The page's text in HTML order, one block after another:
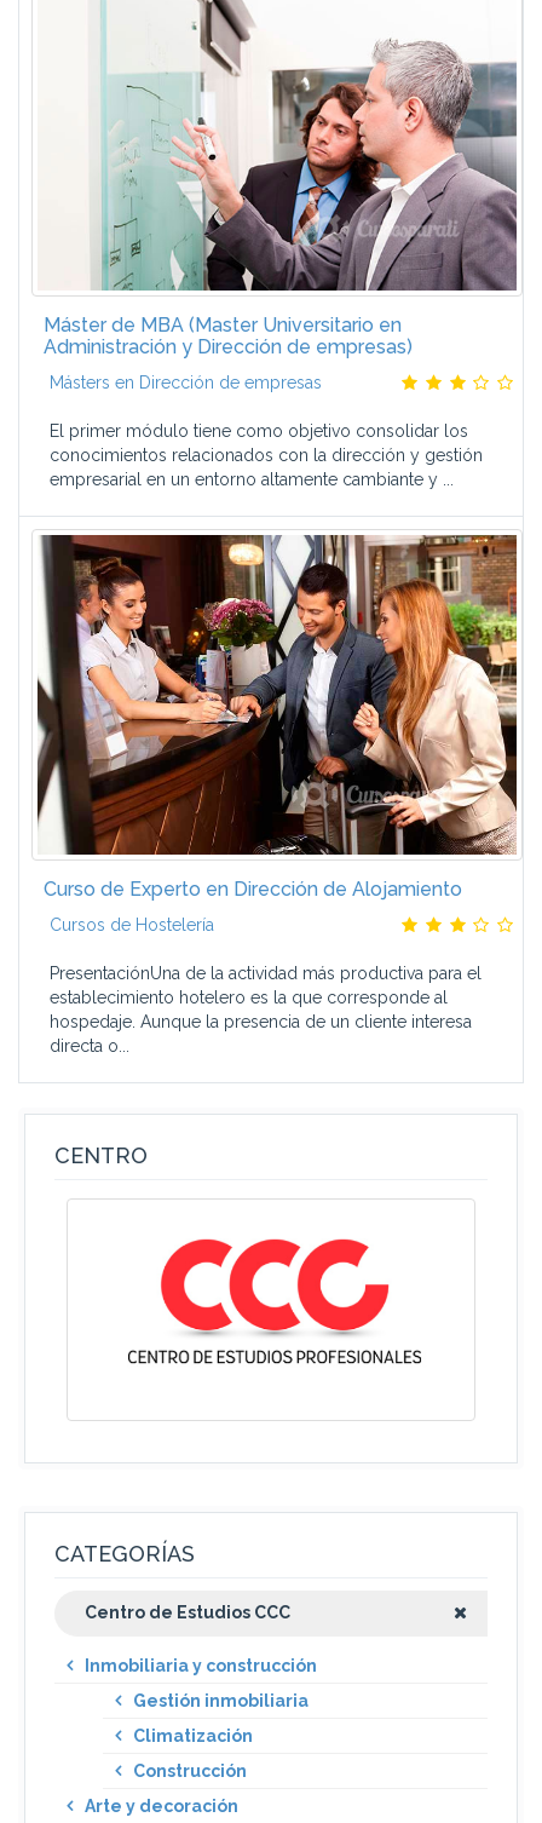
Máster de MBA (Master Universitario en
Administración y Dirección de empresas)
Másters en Dirección de empresas
El primer módulo tiene como objetivo consolidar los
conocimientos relacionados con la dirección y gestión
empresarial en un entorno altamente cambiante y ...
Curso de Experto en Dirección de Alojamiento
Cursos de Hostelería
PresentaciónUna de la actividad más productiva para el
establecimiento hotelero es la que corresponde al
hospedaje. Aunque la presencia de un cliente interesa
directa o...
CENTRO
CATEGORÍAS
Centro de Estudios CCC
Inmobiliaria y construcción
Gestión inmobiliaria
Climatización
Construcción
Arte y decoración